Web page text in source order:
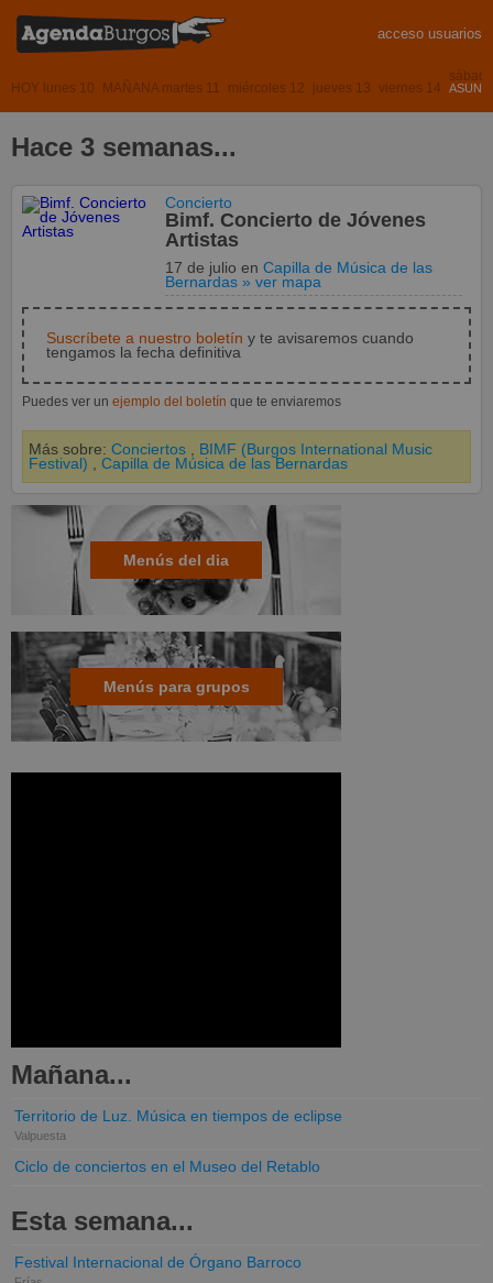
acceso usuarios
HOY lunes 10 MAÑANA martes 11 miércoles 12 jueves 13 viernes 14
Hace 3 semanas...
Concierto
Bimf. Concierto de Jóvenes
Artistas
17 de julioenCapilla de Música de las
Bernardas » ver mapa
Suscríbete a nuestro boletín y te avisaremos cuando
tengamos la fecha definitiva
Puedes ver un ejemplo del boletín que te enviaremos
Más sobre: Conciertos
BIMF (Burgos International Music
Festival)
Capilla de Música de las Bernardas
Menús del dia
Menús para grupos
Mañana...
Territorio de Luz. Música en tiempos de eclipse
Valpuesta
Ciclo de conciertos en el Museo del Retablo
Esta semana...
Festival Internacional de Órgano Barroco